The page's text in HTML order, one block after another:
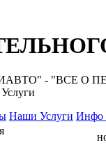
-
Наши Услуги Инфо